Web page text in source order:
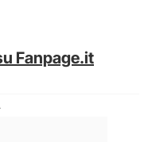
Fanpage.it